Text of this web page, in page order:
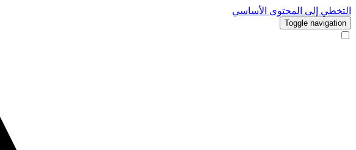
التخطي إلى المحتوى الأساسي
Toggle navigation